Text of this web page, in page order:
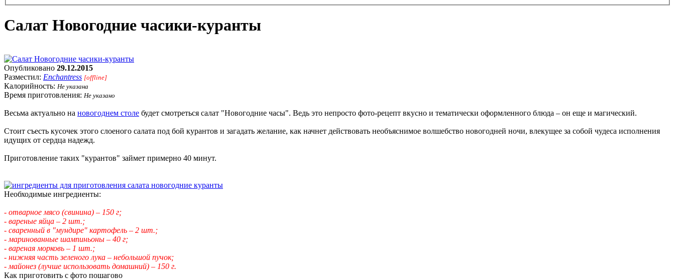
Салат Новогодние часики-куранты
Опубликовано 29.12.2015
Разместил: Enchantress [offline]
Калорийность: Не указана
Время приготовления: Не указано
Весьма актуально на новогоднем столе будет смотреться салат "Новогодние часы". Ведь это непросто фото-рецепт вкусно и тематически оформленного блюда – он еще и магический.
Стоит съесть кусочек этого слоеного салата под бой курантов и загадать желание, как начнет действовать необъяснимое волшебство новогодней ночи, влекущее за собой чудеса исполнения
идущих от сердца надежд.
Приготовление таких "курантов" займет примерно 40 минут.
Необходимые ингредиенты:
- отварное мясо (свинина) – 150 г;
- вареные яйца – 2 шт.;
- сваренный в "мундире" картофель – 2 шт.;
- маринованные шампиньоны – 40 г;
- вареная морковь – 1 шт.;
- нижняя часть зеленого лука – небольшой пучок;
- майонез (лучше использовать домашний) – 150 г.
Как приготовить с фото пошагово